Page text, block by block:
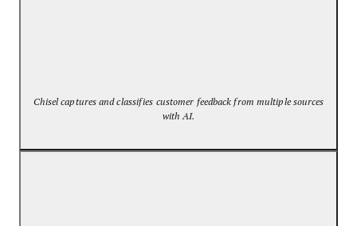
Chisel captures and classifies customer feedback from multiple sources
with AI.